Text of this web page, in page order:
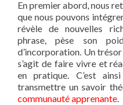
En premier abord, nous
que nous pouvons
révèle de nouvelles
phrase, pèse son
d’incorporation. Un
s’agit de faire vivre et
en pratique. C’est
transmettre un savoir
communauté apprenante.